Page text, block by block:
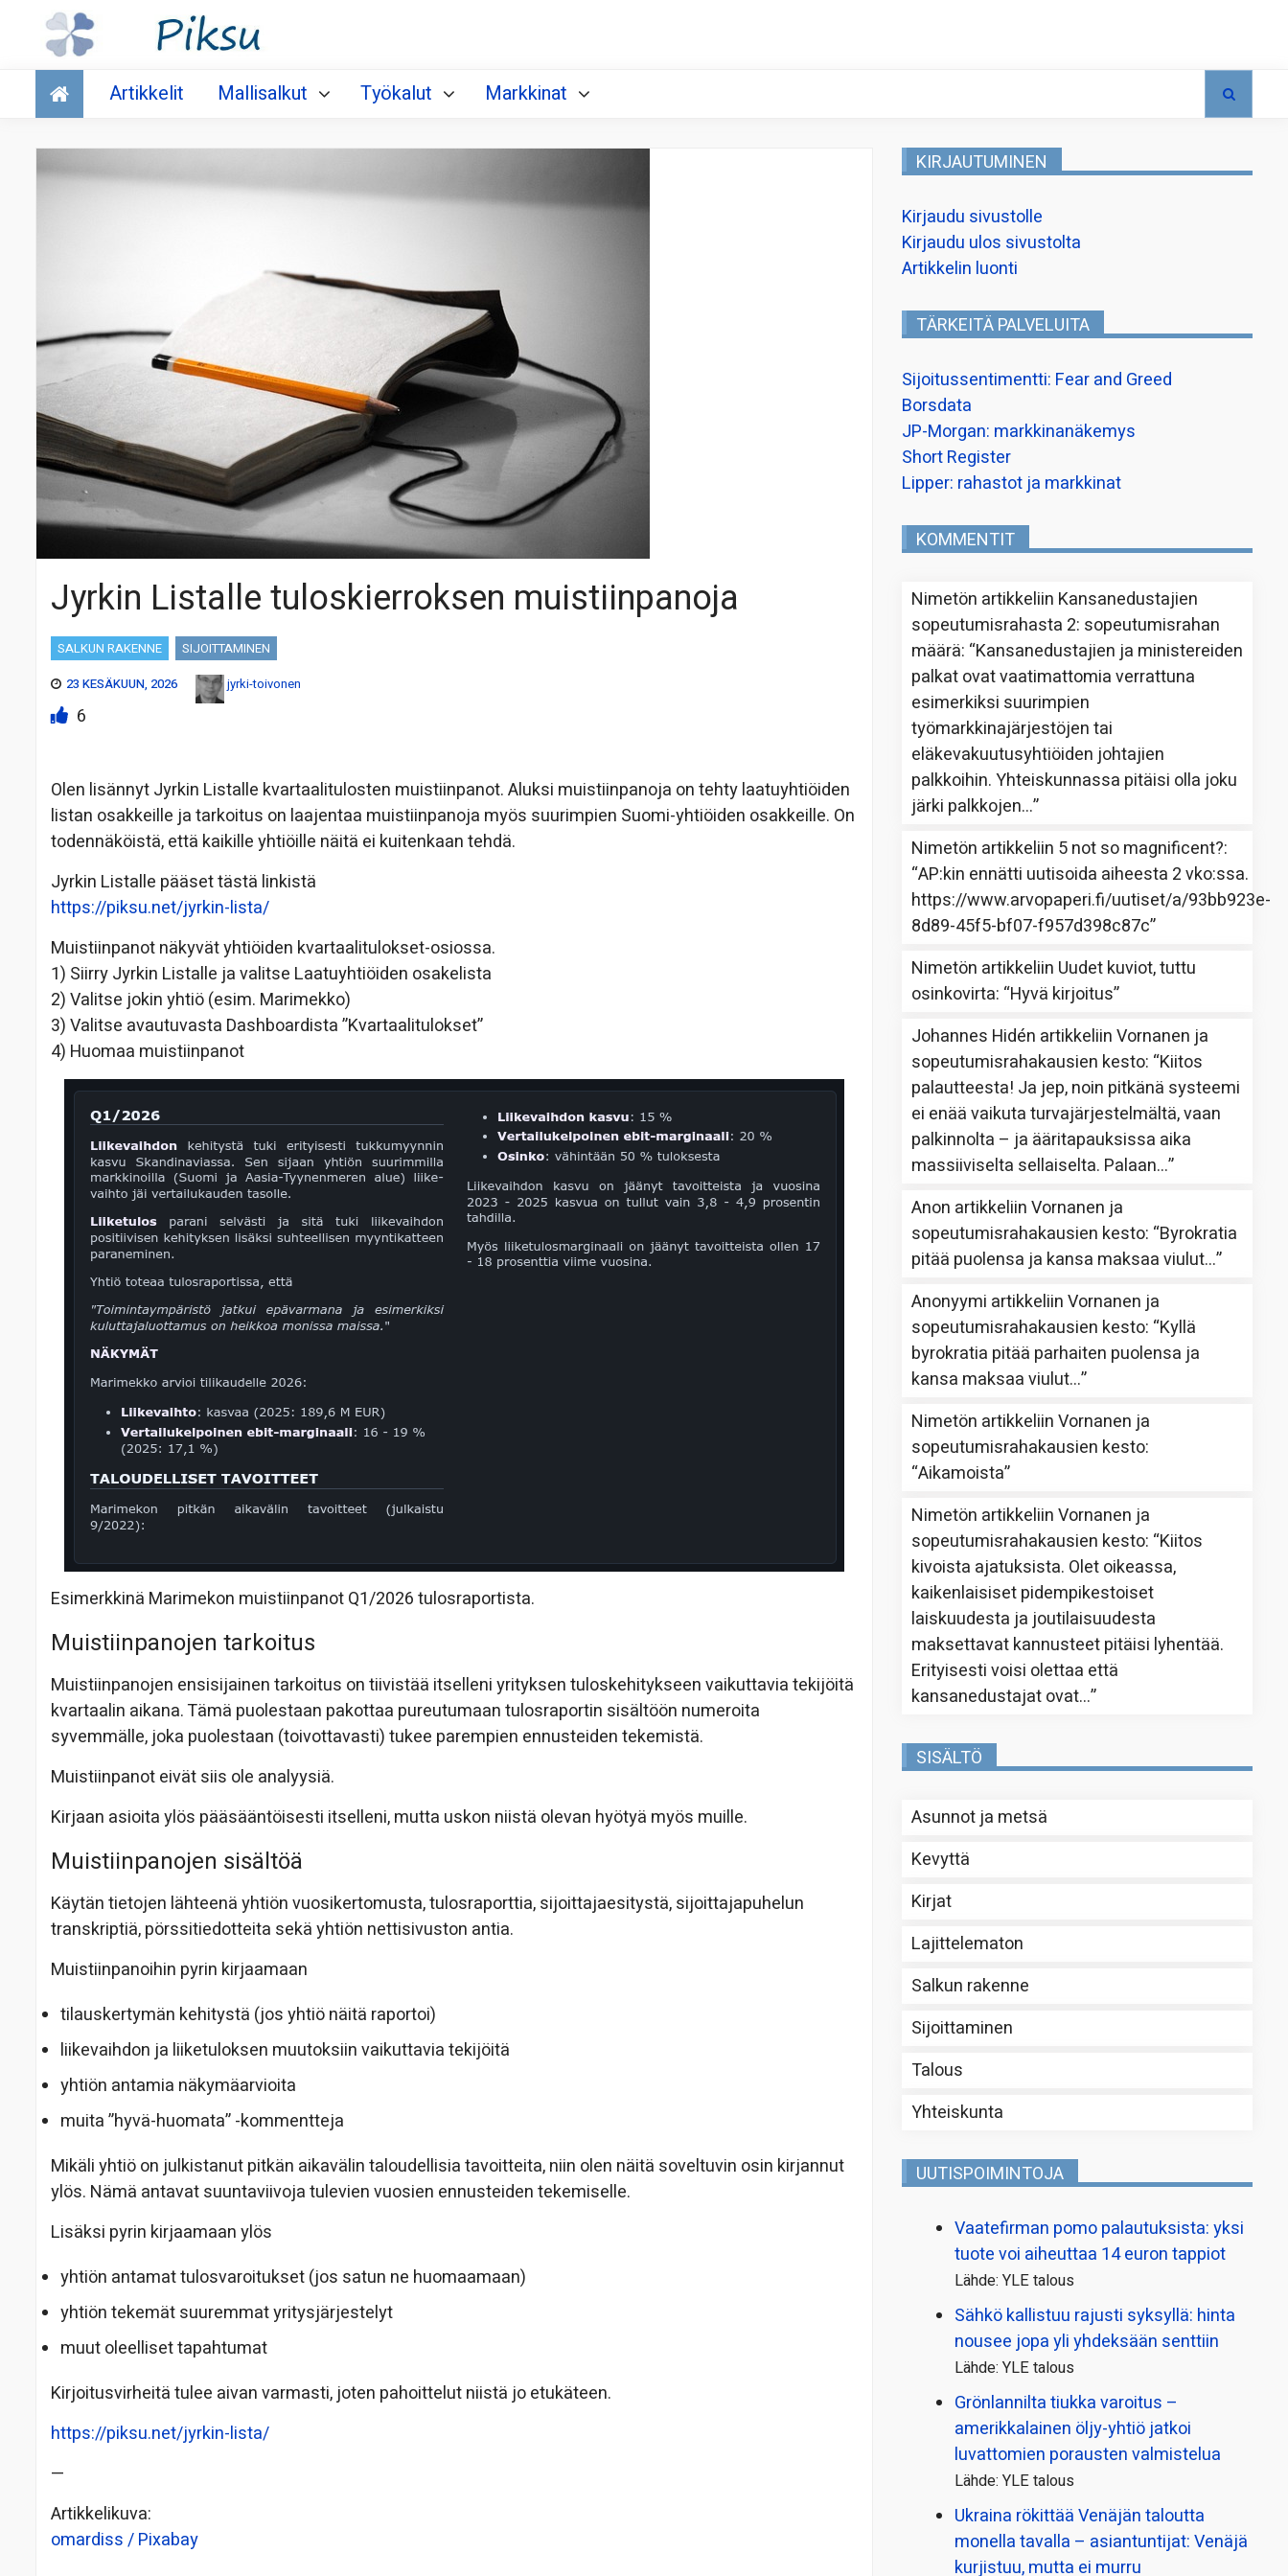
Talous
Artikkelit Mallisalkut Työkalut Markkinat
Jyrkin Listalle tuloskierroksen muistiinpanoja
SALKUN RAKENNE
SIJOITTAMINEN
23 KESÄKUUN, 2026
jyrki-toivonen
6
Olen lisännyt Jyrkin Listalle kvartaalitulosten muistiinpanot. Aluksi muistiinpanoja on tehty laatuyhtiöiden
listan osakkeille ja tarkoitus on laajentaa muistiinpanoja myös suurimpien Suomi-yhtiöiden osakkeille. On
todennäköistä, että kaikille yhtiöille näitä ei kuitenkaan tehdä.
Jyrkin Listalle pääset tästä linkistä
https://piksu.net/jyrkin-lista/
Muistiinpanot näkyvät yhtiöiden kvartaalitulokset-osiossa.
1) Siirry Jyrkin Listalle ja valitse Laatuyhtiöiden osakelista
2) Valitse jokin yhtiö (esim. Marimekko)
3) Valitse avautuvasta Dashboardista ”Kvartaalitulokset”
4) Huomaa muistiinpanot
Esimerkkinä Marimekon muistiinpanot Q1/2026 tulosraportista.
Muistiinpanojen tarkoitus
Muistiinpanojen ensisijainen tarkoitus on tiivistää itselleni yrityksen tuloskehitykseen vaikuttavia tekijöitä
kvartaalin aikana. Tämä puolestaan pakottaa pureutumaan tulosraportin sisältöön numeroita
syvemmälle, joka puolestaan (toivottavasti) tukee parempien ennusteiden tekemistä.
Muistiinpanot eivät siis ole analyysiä.
Kirjaan asioita ylös pääsääntöisesti itselleni, mutta uskon niistä olevan hyötyä myös muille.
Muistiinpanojen sisältöä
Käytän tietojen lähteenä yhtiön vuosikertomusta, tulosraporttia, sijoittajaesitystä, sijoittajapuhelun
transkriptiä, pörssitiedotteita sekä yhtiön nettisivuston antia.
Muistiinpanoihin pyrin kirjaamaan
tilauskertymän kehitystä (jos yhtiö näitä raportoi)
liikevaihdon ja liiketuloksen muutoksiin vaikuttavia tekijöitä
yhtiön antamia näkymäarvioita
muita ”hyvä-huomata” -kommentteja
Mikäli yhtiö on julkistanut pitkän aikavälin taloudellisia tavoitteita, niin olen näitä soveltuvin osin kirjannut
ylös. Nämä antavat suuntaviivoja tulevien vuosien ennusteiden tekemiselle.
Lisäksi pyrin kirjaamaan ylös
yhtiön antamat tulosvaroitukset (jos satun ne huomaamaan)
yhtiön tekemät suuremmat yritysjärjestelyt
muut oleelliset tapahtumat
Kirjoitusvirheitä tulee aivan varmasti, joten pahoittelut niistä jo etukäteen.
https://piksu.net/jyrkin-lista/
—
Artikkelikuva:
omardiss / Pixabay
KIRJAUTUMINEN
Kirjaudu sivustolle
Kirjaudu ulos sivustolta
Artikkelin luonti
TÄRKEITÄ PALVELUITA
Sijoitussentimentti: Fear and Greed
Borsdata
JP-Morgan: markkinanäkemys
Short Register
Lipper: rahastot ja markkinat
KOMMENTIT
Nimetön artikkeliin Kansanedustajien
sopeutumisrahasta 2: sopeutumisrahan
määrä: “Kansanedustajien ja ministereiden
palkat ovat vaatimattomia verrattuna
esimerkiksi suurimpien
työmarkkinajärjestöjen tai
eläkevakuutusyhtiöiden johtajien
palkkoihin. Yhteiskunnassa pitäisi olla joku
järki palkkojen…”
Nimetön artikkeliin 5 not so magnificent?:
“AP:kin ennätti uutisoida aiheesta 2 vko:ssa.
https://www.arvopaperi.fi/uutiset/a/93bb923e-
8d89-45f5-bf07-f957d398c87c”
Nimetön artikkeliin Uudet kuviot, tuttu
osinkovirta: “Hyvä kirjoitus”
Johannes Hidén artikkeliinVornanen ja
sopeutumisrahakausien kesto: “Kiitos
palautteesta! Ja jep, noin pitkänä systeemi
ei enää vaikuta turvajärjestelmältä, vaan
palkinnolta – ja ääritapauksissa aika
massiiviselta sellaiselta. Palaan…”
Anon artikkeliinVornanen ja
sopeutumisrahakausien kesto: “Byrokratia
pitää puolensa ja kansa maksaa viulut…”
Anonyymi artikkeliinVornanen ja
sopeutumisrahakausien kesto: “Kyllä
byrokratia pitää parhaiten puolensa ja
kansa maksaa viulut…”
Nimetön artikkeliinVornanen ja
sopeutumisrahakausien kesto:
“Aikamoista”
Nimetön artikkeliinVornanen ja
sopeutumisrahakausien kesto: “Kiitos
kivoista ajatuksista. Olet oikeassa,
kaikenlaisiset pidempikestoiset
laiskuudesta ja joutilaisuudesta
maksettavat kannusteet pitäisi lyhentää.
Erityisesti voisi olettaa että
kansanedustajat ovat…”
SISÄLTÖ
Asunnot ja metsä
Kevyttä
Kirjat
Lajittelematon
Salkun rakenne
Sijoittaminen
Talous
Yhteiskunta
UUTISPOIMINTOJA
Vaatefirman pomo palautuksista: yksi
tuote voi aiheuttaa 14 euron tappiot
Lähde: YLE talous
Sähkö kallistuu rajusti syksyllä: hinta
nousee jopa yli yhdeksään senttiin
Lähde: YLE talous
Grönlannilta tiukka varoitus –
amerikkalainen öljy-yhtiö jatkoi
luvattomien porausten valmistelua
Lähde: YLE talous
Ukraina rökittää Venäjän taloutta
monella tavalla – asiantuntijat: Venäjä
kurjistuu, mutta ei murru